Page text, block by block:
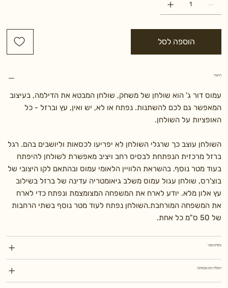
הוספה לסל
תיאור
עמוס דור ג' הוא שולחן של משחק, שולחן המבטא את הדילמה, בעיצוב
המאפשר גם לכם להשתנות. נפתח או לא, יש ואין, עץ וברזל - כל
האופציות על השולחן.
השולחן עוצב כך שרגלי השולחן לא יפריעו לכסאות וליושבים בהם. רגל
ברזל מרכזית הנפתחת לבסיס רחב ויציב מאפשרת לשולחן להיפתח
בעוד מטר נוסף. בהשראת הלוויין הלאומי עמוס ובהתאם לקו היצובי של
בוצ'רס, שולחן עגול עמוס משלב גיאומטריה עדינה של ברזל בשילוב
עץ אלון מלא. יודע לארח את המשפחה המצומצמת ונפתח כדי לארח
את המשפחה המורחבת.השולחן נפתח לעוד מטר נוסף בשתי הרחבות
של 50 ס"מ כל אחת.
מפרט טכני
הובלה וזמן אספקה